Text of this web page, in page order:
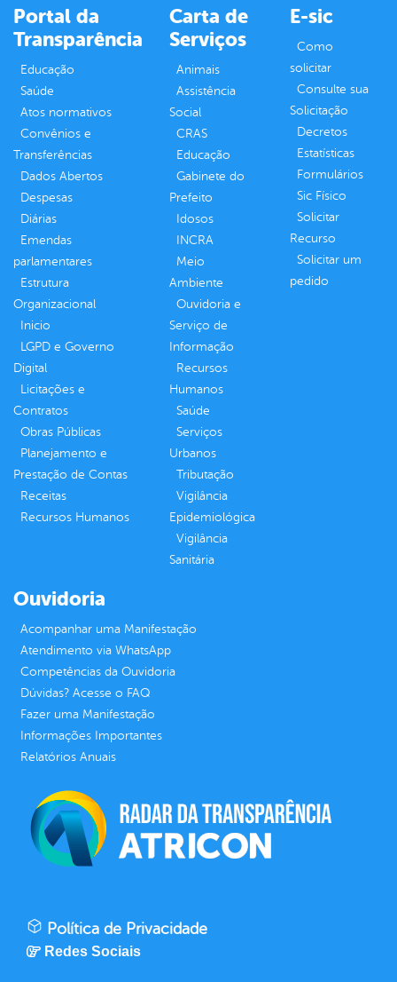
Portal da
Transparência
Educação
Saúde
Atos normativos
Convênios e
Transferências
Dados Abertos
Despesas
Diárias
Emendas
parlamentares
Estrutura
Organizacional
Inicio
LGPD e Governo
Digital
Licitações e
Contratos
Obras Públicas
Planejamento e
Prestação de Contas
Receitas
Recursos Humanos
Carta de
Serviços
Animais
Assistência
Social
CRAS
Educação
Gabinete do
Prefeito
Idosos
INCRA
Meio
Ambiente
Ouvidoria e
Serviço de
Informação
Recursos
Humanos
Saúde
Serviços
Urbanos
Tributação
Vigilância
Epidemiológica
Vigilância
Sanitária
E-sic
Como
solicitar
Consulte sua
Solicitação
Decretos
Estatísticas
Formulários
Sic Físico
Solicitar
Recurso
Solicitar um
pedido
Ouvidoria
Acompanhar uma Manifestação
Atendimento via WhatsApp
Competências da Ouvidoria
Dúvidas? Acesse o FAQ
Fazer uma Manifestação
Informações Importantes
Relatórios Anuais
Política de Privacidade
Redes Sociais